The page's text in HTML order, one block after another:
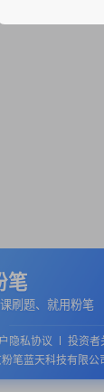
笔
刷题、就用粉笔
隐私协议 投资者
笔蓝天科技有限公